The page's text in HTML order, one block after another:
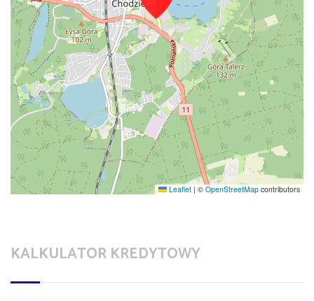
Leaflet | ©OpenStreetMap contributors
KALKULATOR KREDYTOWY